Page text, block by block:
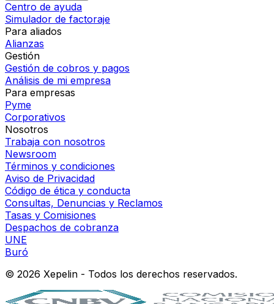
Centro de ayuda
Simulador de factoraje
Para aliados
Alianzas
Gestión
Gestión de cobros y pagos
Análisis de mi empresa
Para empresas
Pyme
Corporativos
Nosotros
Trabaja con nosotros
Newsroom
Términos y condiciones
Aviso de Privacidad
Código de ética y conducta
Consultas, Denuncias y Reclamos
Tasas y Comisiones
Despachos de cobranza
UNE
Buró
© 2026 Xepelin - Todos los derechos reservados.